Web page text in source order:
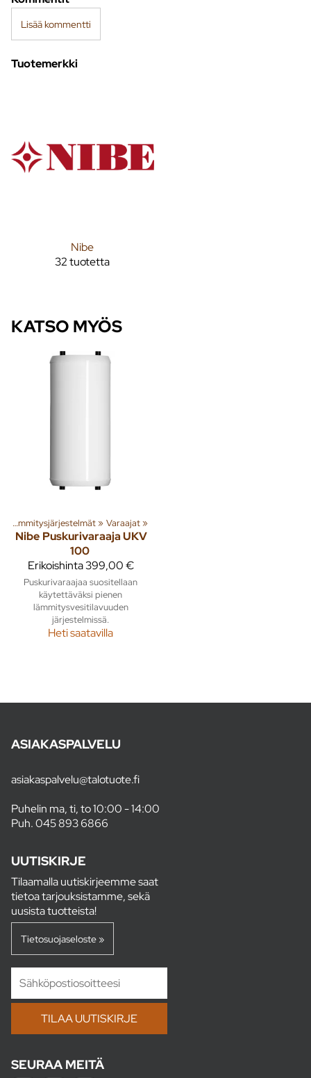
Lisää kommentti
Tuotemerkki
Nibe
32 tuotetta
KATSO MYÖS
Lämmitysjärjestelmät‪» Varaajat‪»
Nibe Puskurivaraaja UKV
100
Erikoishinta399,00 €
Puskurivaraajaa suositellaan
käytettäväksi pienen
lämmitysvesitilavuuden
järjestelmissä.
Heti saatavilla
ASIAKASPALVELU
asiakaspalvelu@talotuote.fi
Puhelin ma, ti, to 10:00 - 14:00
Puh.045 893 6866
UUTISKIRJE
Tilaamalla uutiskirjeemme saat
tietoa tarjouksistamme, sekä
uusista tuotteista!
Tietosuojaseloste »
SEURAA MEITÄ